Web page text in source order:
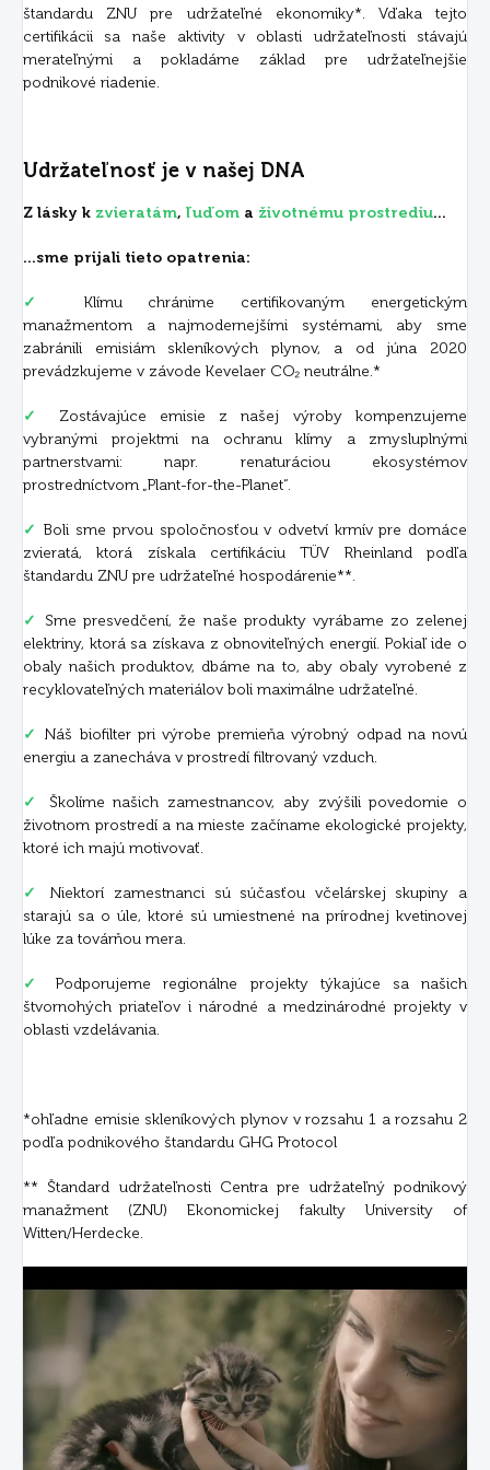
štandardu ZNU pre udržateľné ekonomiky*. Vďaka tejto
certifikácii sa naše aktivity v oblasti udržateľnosti stávajú
merateľnými a pokladáme základ pre udržateľnejšie
podnikové riadenie.
Udržateľnosť je v našej DNA
Z lásky k zvieratám, ľuďom a životnému prostrediu...
...sme prijali tieto opatrenia:
✓
Klímu chránime certifikovaným energetickým
manažmentom a najmodernejšími systémami, aby sme
zabránili emisiám skleníkových plynov, a od júna 2020
prevádzkujeme v závode Kevelaer CO₂ neutrálne.*
✓ Zostávajúce emisie z našej výroby kompenzujeme
vybranými projektmi na ochranu klímy a zmysluplnými
partnerstvami: napr. renaturáciou ekosystémov
prostredníctvom „Plant-for-the-Planet“.
✓ Boli sme prvou spoločnosťou v odvetví krmív pre domáce
zvieratá, ktorá získala certifikáciu TÜV Rheinland podľa
štandardu ZNU pre udržateľné hospodárenie**.
✓
Sme presvedčení, že naše produkty vyrábame zo zelenej
elektriny, ktorá sa získava z obnoviteľných energií. Pokiaľ ide o
obaly našich produktov, dbáme na to, aby obaly vyrobené z
recyklovateľných materiálov boli maximálne udržateľné.
✓ Náš biofilter pri výrobe premieňa výrobný odpad na novú
energiu a zanecháva v prostredí filtrovaný vzduch.
✓
Školíme našich zamestnancov, aby zvýšili povedomie o
životnom prostredí a na mieste začíname ekologické projekty,
ktoré ich majú motivovať.
✓
Niektorí zamestnanci sú súčasťou včelárskej skupiny a
starajú sa o úle, ktoré sú umiestnené na prírodnej kvetinovej
lúke za továrňou mera.
✓
Podporujeme regionálne projekty týkajúce sa našich
štvornohých priateľov i národné a medzinárodné projekty v
oblasti vzdelávania.
*ohľadne emisie skleníkových plynov v rozsahu 1 a rozsahu 2
podľa podnikového štandardu GHG Protocol
** Štandard udržateľnosti Centra pre udržateľný podnikový
manažment (ZNU) Ekonomickej fakulty University of
Witten/Herdecke.